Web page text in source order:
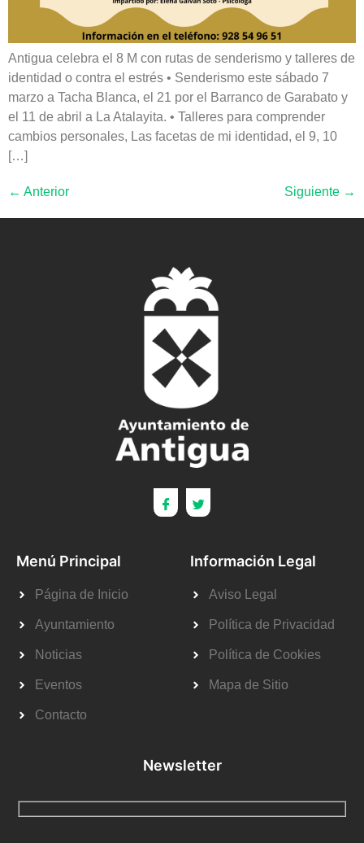
Antigua celebra el 8 M con rutas de senderismo y talleres de
identidad o contra el estrés • Senderismo este sábado 7
marzo a Tacha Blanca, el 21 por el Barranco de Garabato y
el 11 de abril a La Atalayita. • Talleres para comprender
cambios personales, Las facetas de mi identidad, el 9, 10
[…]
← Anterior Siguiente →
Menú Principal
Página de Inicio
Ayuntamiento
Noticias
Eventos
Contacto
Información Legal
Aviso Legal
Política de Privacidad
Política de Cookies
Mapa de Sitio
Newsletter